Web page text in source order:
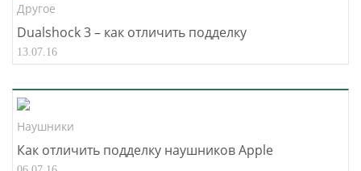
Другое
Dualshock 3 – как отличить подделку
13.07.16
Наушники
Как отличить подделку наушников Apple